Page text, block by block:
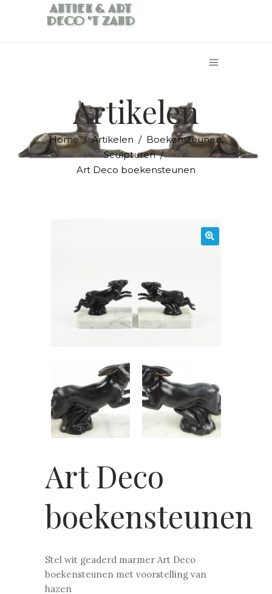
Artikelen
Home/Artikelen / Boekensteunen,
Sculpturen/
Art Deco boekensteunen
Art Deco
boekensteunen
Stel wit geaderd marmer Art Deco
boekensteunen met voorstelling van
hazen